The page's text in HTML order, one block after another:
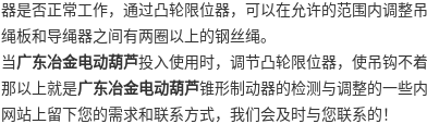
器是否正常工作，通过凸轮限位器，可以在允许的范围内调整
绳板和导绳器之间有两圈以上的钢丝绳。
当广东冶金电动葫芦投入使用时，调节凸轮限位器，使吊钩不着
那以上就是广东冶金电动葫芦锥形制动器的检测与调整的一些
网站上留下您的需求和联系方式，我们会及时与您联系的！